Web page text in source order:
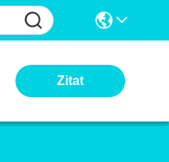
Zitat